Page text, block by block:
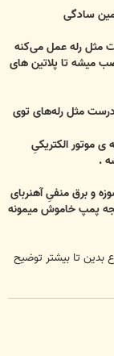
سادگی
مثل رله عمل می‌کنه
میشه تا پلاتین های
مثل رله‌های توی
موتور الکتریکیِ
.
و برق منفیِ آهنربای
پمپ خاموش میمونه
بدین تا بیشتر توضیح